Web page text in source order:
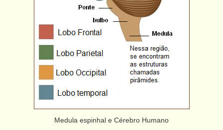
Medula espinhal e Cérebro Humano